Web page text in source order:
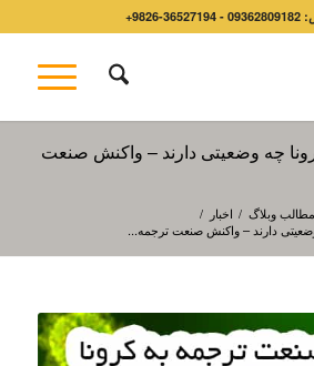
چه وضعیتی دارند – واکنش صنعت
وبلاگ / اخبار /
دارند – واکنش صنعت ترجمه...